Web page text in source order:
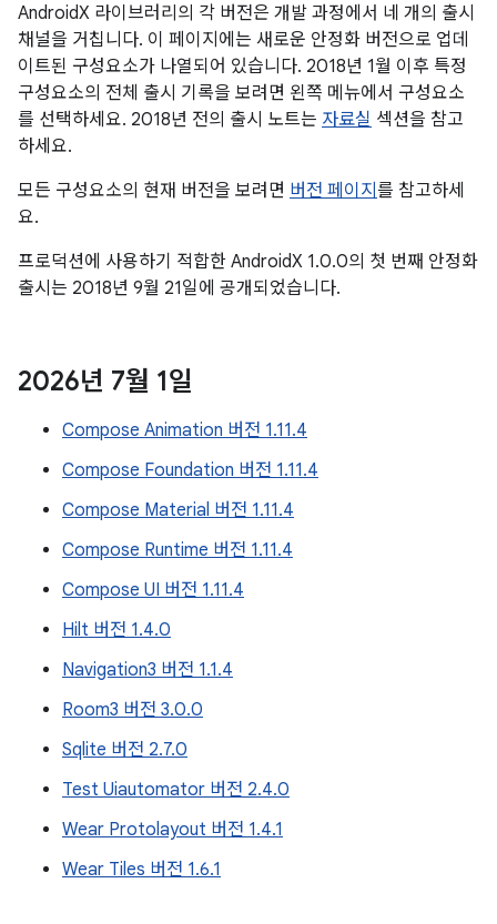
AndroidX 라이브러리의 각 버전은 개발 과정에서 네 개의 출시
채널을 거칩니다. 이 페이지에는 새로운 안정화 버전으로 업데
이트된 구성요소가 나열되어 있습니다. 2018년 1월 이후 특정
구성요소의 전체 출시 기록을 보려면 왼쪽 메뉴에서 구성요소
를 선택하세요. 2018년 전의 출시 노트는 자료실 섹션을 참고
하세요.
모든 구성요소의 현재 버전을 보려면 버전 페이지 를 참고하세
요.
프로덕션에 사용하기 적합한 AndroidX 1.0.0의 첫 번째 안정화
출시는 2018년 9월 21일에 공개되었습니다.
2026년 7월 1일
Compose Animation 버전 1.11.4
Compose Foundation 버전 1.11.4
Compose Material 버전 1.11.4
Compose Runtime 버전 1.11.4
Compose UI 버전 1.11.4
Hilt 버전 1.4.0
Navigation3 버전 1.1.4
Room3 버전 3.0.0
Sqlite 버전 2.7.0
Test Uiautomator 버전 2.4.0
Wear Protolayout 버전 1.4.1
Wear Tiles 버전 1.6.1